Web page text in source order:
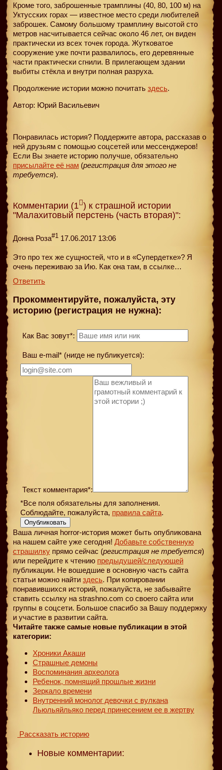
Кроме того, заброшенные трамплины (40, 80, 100 м) на
Уктусских горах — известное место среди любителей
заброшек. Самому большому трамплину высотой сто
метров насчитывается сейчас около 46 лет, он виден
практически из всех точек города. Жутковатое
сооружение уже почти развалилось, его деревянные
части практически сгнили. В прилегающем здании
выбиты стёкла и внутри полная разруха.
Продолжение истории можно почитать здесь.
Автор: Юрий Васильевич
Понравилась история? Поддержите автора, рассказав о
ней друзьям с помощью соцсетей или мессенджеров!
Если Вы знаете историю получше, обязательно
присылайте её нам (регистрация для этого не
требуется).
Комментарии (1 ) к страшной истории
"Малахитовый перстень (часть вторая)":
Донна Роза#1 17.06.2017 13:06
Это про тех же сущностей, что и в «Супердетке»? Я
очень переживаю за Ию. Как она там, в ссылке…
Ответить
Прокомментируйте, пожалуйста, эту
историю (регистрация не нужна):
Как Вас зовут*:
Ваш e-mail* (нигде не публикуется):
Текст комментария*:
*Все поля обязательны для заполнения.
Соблюдайте, пожалуйста, правила сайта.
Опубликовать
Ваша личная horror-история может быть опубликована
на нашем сайте уже сегодня! Добавьте собственную
страшилку прямо сейчас (регистрация не требуется)
или перейдите к чтению предыдущей/следующей
публикации. Не вошедшие в основную часть сайта
статьи можно найти здесь. При копировании
понравившихся историй, пожалуйста, не забывайте
ставить ссылку на strashno.com со своего сайта или
группы в соцсети. Большое спасибо за Вашу поддержку
и участие в развитии сайта.
Читайте также самые новые публикации в этой
категории:
Хроники Акаши
Страшные демоны
Воспоминания археолога
Ребенок, помнящий прошлые жизни
Зеркало времени
Внутренний монолог девочки с вулкана
Льюльяйльяко перед принесением ее в жертву
Рассказать историю
Новые комментарии: